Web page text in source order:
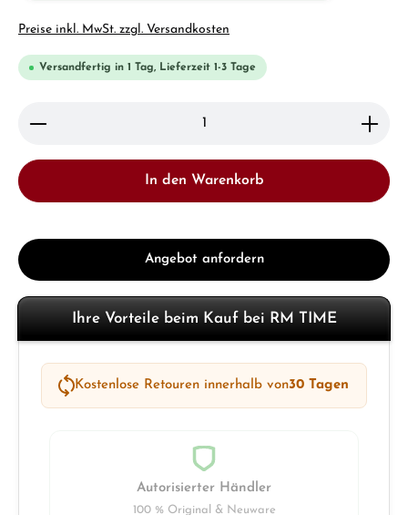
Preise inkl. MwSt. zzgl. Versandkosten
Versandfertig in 1 Tag, Lieferzeit 1-3 Tage
Produkt Anzahl: Gib den gewünschten Wert ein
In den Warenkorb
Angebot anfordern
Ihre Vorteile beim Kauf bei RM TIME
Kostenlose Retouren innerhalb von30 Tagen
Autorisierter Händler
100 % Original & Neuware